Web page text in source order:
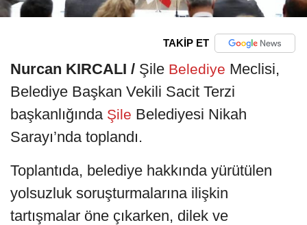
TAKİP ET
Nurcan KIRCALI / Şile Belediye Meclisi,
Belediye Başkan Vekili Sacit Terzi
başkanlığında Şile Belediyesi Nikah
Sarayı’nda toplandı.
Toplantıda, belediye hakkında yürütülen
yolsuzluk soruşturmalarına ilişkin
tartışmalar öne çıkarken, dilek ve